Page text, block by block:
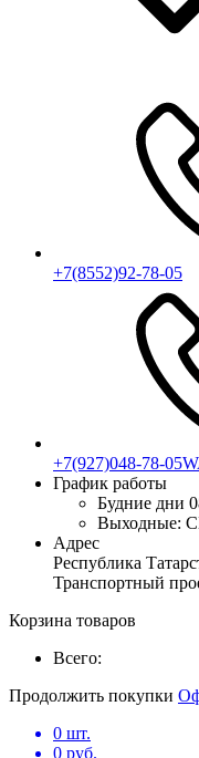
+7(8552)92-78-05
+7(927)048-78-
График работы
Будние дни
Выходные:
Адрес
Республика
Транспортный
Корзина товаров
Всего:
Продолжить покупки
0 шт.
0 руб.